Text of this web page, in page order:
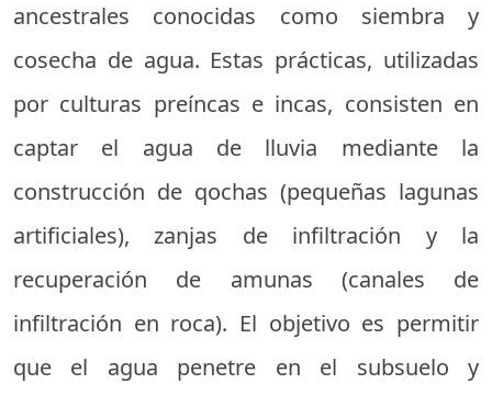
ancestrales conocidas como siembra y
cosecha de agua. Estas prácticas, utilizadas
por culturas preíncas e incas, consisten en
captar el agua de lluvia mediante la
construcción de qochas (pequeñas lagunas
artificiales), zanjas de infiltración y la
recuperación de amunas (canales de
infiltración en roca). El objetivo es permitir
que el agua penetre en el subsuelo y